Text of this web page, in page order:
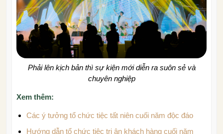
Phải lên kịch bản thì sự kiện mới diễn ra suôn sẻ và
chuyên nghiệp
Xem thêm:
Các ý tưởng tổ chức tiệc tất niên cuối năm độc đáo
Hướng dẫn tổ chức tiệc tri ân khách hàng cuối năm